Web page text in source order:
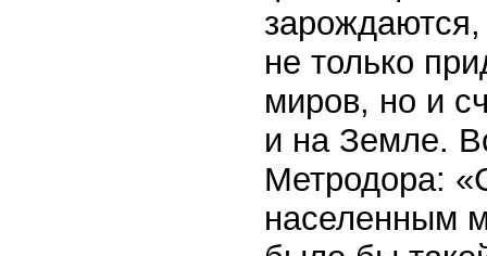
не только
миров, но и
и на Земле.
Метродора:
населенным